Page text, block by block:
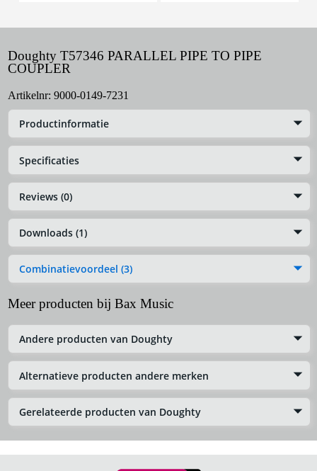
Doughty T57346 PARALLEL PIPE TO PIPE
COUPLER
Artikelnr: 9000-0149-7231
Productinformatie
Specificaties
Reviews (0)
Downloads (1)
Combinatievoordeel (3)
Meer producten bij Bax Music
Andere producten van Doughty
Alternatieve producten andere merken
Gerelateerde producten van Doughty